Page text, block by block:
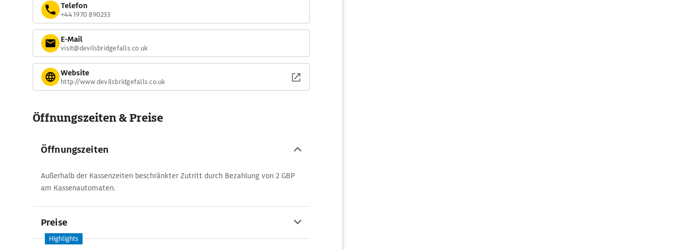
Telefon
+44 1970 890233
E-Mail
visit@devilsbridgefalls.co.uk
Website
http://www.devilsbridgefalls.co.uk
Öffnungszeiten & Preise
Öffnungszeiten
Außerhalb der Kassenzeiten beschränkter Zutritt durch Bezahlung von 2 GBP
am Kassenautomaten.
Preise
Highlights